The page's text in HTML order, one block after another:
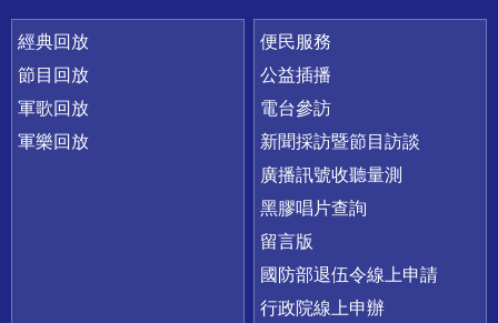
經典回放
節目回放
軍歌回放
軍樂回放
便民服務
公益插播
電台參訪
新聞採訪暨節目訪談
廣播訊號收聽量測
黑膠唱片查詢
留言版
國防部退伍令線上申請
行政院線上申辦